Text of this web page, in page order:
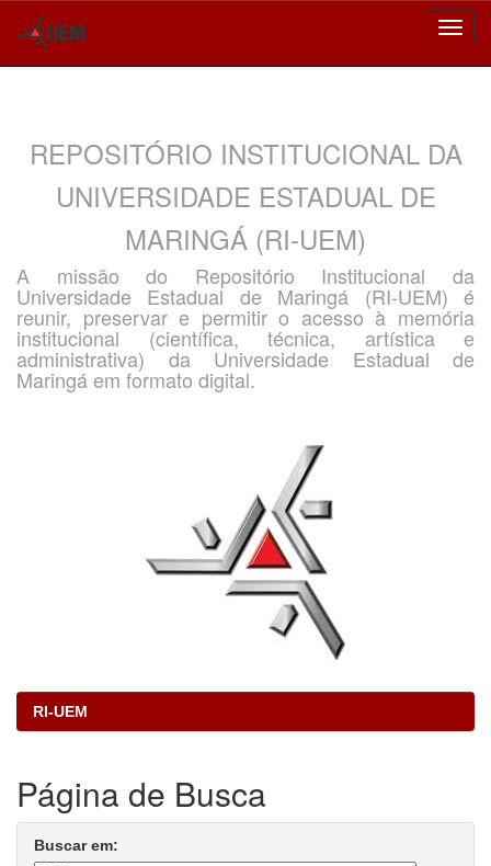
REPOSITÓRIO INSTITUCIONAL DA
UNIVERSIDADE ESTADUAL DE
MARINGÁ (RI-UEM)
A missão do Repositório Institucional da
Universidade Estadual de Maringá (RI-UEM) é
reunir, preservar e permitir o acesso à memória
institucional (científica, técnica, artística e
administrativa) da Universidade Estadual de
Maringá em formato digital.
RI-UEM
Página de Busca
Buscar em: